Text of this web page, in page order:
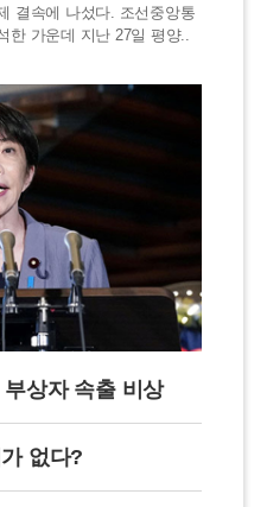
결속에 나섰다. 조선중앙통
한 가운데 지난 27일 평양..
부상자 속출 비상
없다?